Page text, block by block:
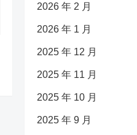
2026 年 2 月
2026 年 1 月
2025 年 12 月
2025 年 11 月
2025 年 10 月
2025 年 9 月